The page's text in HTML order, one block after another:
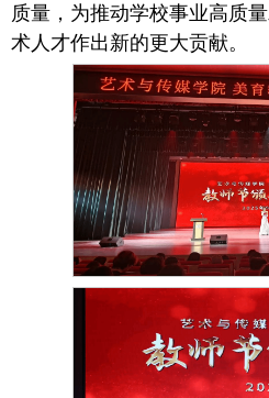
质量，为推动学校事业高质
术人才作出新的更大贡献。